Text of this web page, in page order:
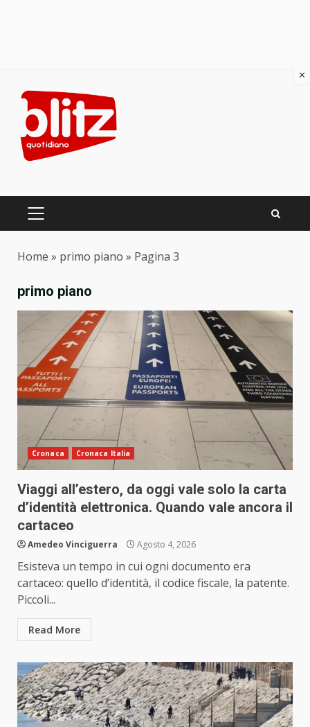
content
PRIMARY
Home » primo piano » Pagina 3
primo piano
Cronaca Cronaca Italia
Viaggi all’estero, da oggi vale solo la carta
d’identità elettronica. Quando vale ancora il
cartaceo
Amedeo Vinciguerra Agosto 4, 2026
Esisteva un tempo in cui ogni documento era
cartaceo: quello d’identità, il codice fiscale, la patente.
Piccoli...
Read More
×